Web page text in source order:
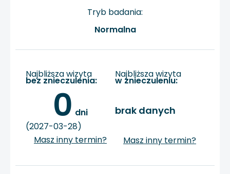
Tryb badania:
Normalna
Najbliższa wizyta
bez znieczulenia:
0 dni
(2027-03-28)
Masz inny termin?
Najbliższa wizyta
w znieczuleniu:
brak danych
Masz inny termin?